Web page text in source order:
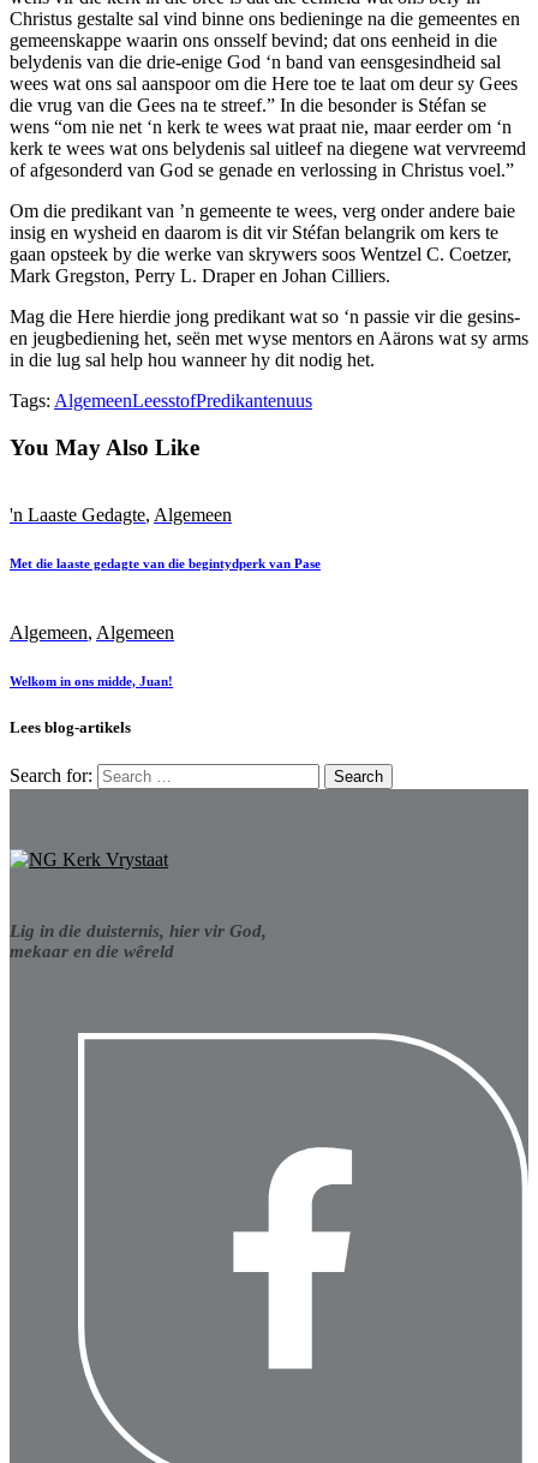
Christus gestalte sal vind binne ons bedieninge na die gemeentes en
gemeenskappe waarin ons onsself bevind; dat ons eenheid in die
belydenis van die drie-enige God ‘n band van eensgesindheid sal
wees wat ons sal aanspoor om die Here toe te laat om deur sy Gees
die vrug van die Gees na te streef.” In die besonder is Stéfan se
wens “om nie net ‘n kerk te wees wat praat nie, maar eerder om ‘n
kerk te wees wat ons belydenis sal uitleef na diegene wat vervreemd
of afgesonderd van God se genade en verlossing in Christus voel.”
Om die predikant van ’n gemeente te wees, verg onder andere baie
insig en wysheid en daarom is dit vir Stéfan belangrik om kers te
gaan opsteek by die werke van skrywers soos Wentzel C. Coetzer,
Mark Gregston, Perry L. Draper en Johan Cilliers.
Mag die Here hierdie jong predikant wat so ‘n passie vir die gesins-
en jeugbediening het, seën met wyse mentors en Aärons wat sy arms
in die lug sal help hou wanneer hy dit nodig het.
Tags: AlgemeenLeesstofPredikantenuus
You May Also Like
'n Laaste Gedagte, Algemeen
Met die laaste gedagte van die begintydperk van Pase
Algemeen, Algemeen
Welkom in ons midde, Juan!
Lees blog-artikels
Search for:
Lig in die duisternis, hier vir God,
mekaar en die wêreld